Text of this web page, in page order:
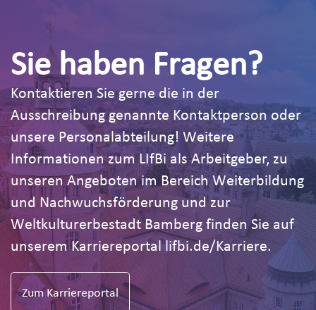
Sie haben Fragen?
Kontaktieren Sie gerne die in der
Ausschreibung genannte Kontaktperson oder
unsere Personalabteilung! Weitere
Informationen zum LIfBi als Arbeitgeber, zu
unseren Angeboten im Bereich Weiterbildung
und Nachwuchsförderung und zur
Weltkulturerbestadt Bamberg finden Sie auf
unserem Karriereportal lifbi.de/Karriere.
Zum Karriereportal